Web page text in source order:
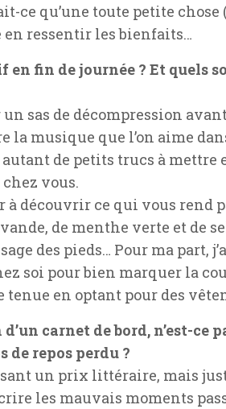
ce qu’une toute petite
en ressentir les bienfaits…
fin de journée ? Et quels
sas de décompression
musique que l’on aime
autant de petits trucs à
vous.
découvrir ce qui vous
de menthe verte et de
des pieds… Pour ma part,
soi pour bien marquer la
tenue en optant pour des
carnet de bord, n’est-
de repos perdu ?
un prix littéraire, mais
les mauvais moments